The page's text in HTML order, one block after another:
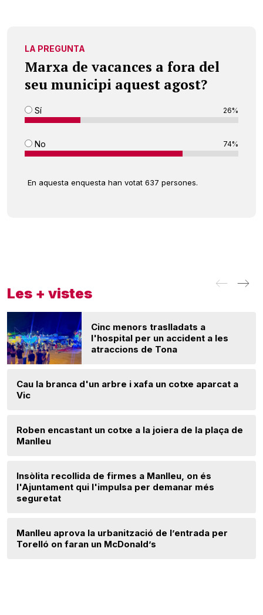
LA PREGUNTA
Marxa de vacances a fora del
seu municipi aquest agost?
Sí 26%
No 74%
En aquesta enquesta han votat 637 persones.
Les + vistes
Cinc menors traslladats a
l'hospital per un accident a les
atraccions de Tona
Cau la branca d'un arbre i xafa un cotxe aparcat a
Vic
Roben encastant un cotxe a la joiera de la plaça de
Manlleu
Insòlita recollida de firmes a Manlleu, on és
l'Ajuntament qui l'impulsa per demanar més
seguretat
Manlleu aprova la urbanització de l’entrada per
Torelló on faran un McDonald’s